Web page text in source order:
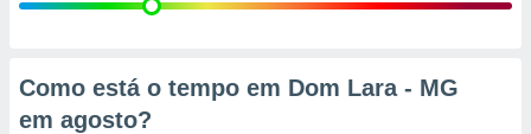
Como está o tempo em Dom Lara - MG
em agosto?